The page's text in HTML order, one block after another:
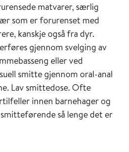
matvarer, særlig
som er forurenset med
kanskje også fra dyr.
gjennom svelging av
eller ved
smitte gjennom oral-anal
Lav smittedose. Ofte
innen barnehager og
så lenge det er